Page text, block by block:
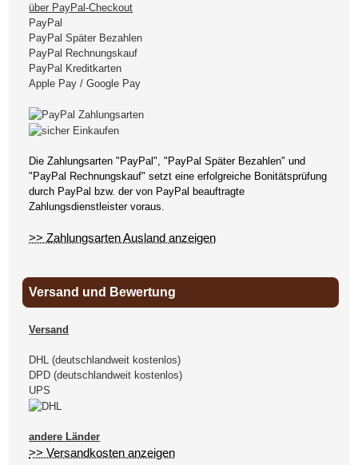
über PayPal-Checkout
PayPal
PayPal Später Bezahlen
PayPal Rechnungskauf
PayPal Kreditkarten
Apple Pay / Google Pay
Die Zahlungsarten "PayPal", "PayPal Später Bezahlen" und
"PayPal Rechnungskauf" setzt eine erfolgreiche Bonitätsprüfung
durch PayPal bzw. der von PayPal beauftragte
Zahlungsdienstleister voraus.
>> Zahlungsarten Ausland anzeigen
Versand und Bewertung
Versand
DHL (deutschlandweit kostenlos)
DPD (deutschlandweit kostenlos)
UPS
andere Länder
>> Versandkosten anzeigen